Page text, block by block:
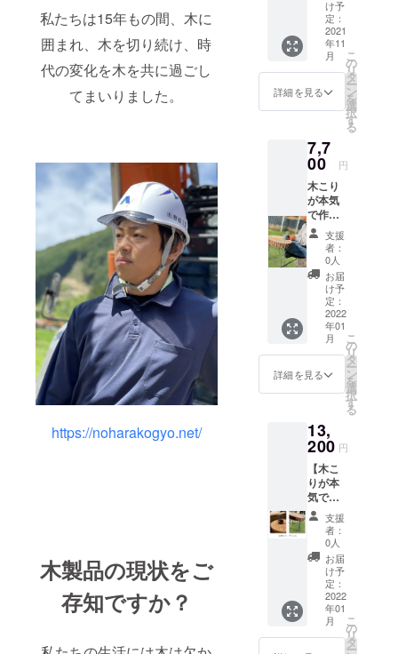
私たちは15年もの間、木に
囲まれ、木を切り続け、時
代の変化を木を共に過ごし
てまいりました。
https://noharakogyo.net/
木製品の現状をご
存知ですか？
供させてく
よろしくお
願いいたし
ま
す！！！！
からお
好きな
金額
を！ 特
に上限
はござ
いませ
ん！
からご
自由に
上乗せ
が可能
です！
例え
ば〜
￥1,500
とか
￥8500
とか
￥10,00
¥25,000
とか
￥50,00
0,
¥100,00
¥250,00
0 とか
お好き
な金額
を設定
できま
す。ど
うか可
能な限
りのお
気持ち
をお願
いいた
しま
す！ お
礼の
メール
け予
定：
2021
年11
月
詳細を見る
こ
の
リ
タ
ー
ン
を
選
択
す
る
7,7
00 円
木こり
が本気
で作る
天然木
切り株
サイド
テーブ
（中）
材料：
松 サイ
ズ：
テーブ
ル面
25cm〜
35cm×
35cm
重量：
約3キロ
送料は
込みで
す。 金
額は税
込で
す。
支援
者：
0人
お届
け予
定：
2022
年01
月
詳細を見る
こ
の
リ
タ
ー
ン
を
選
択
す
る
13,
200 円
【木こ
りが本
気で作
る天然
木切り
株サイ
ドテー
ブル
（大）
】 材
料：松
サイ
ズ：
支援
者：
0人
お届
け予
定：
2022
年01
月
こ
の
リ
タ
ー